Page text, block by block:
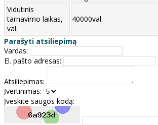
Vidutinis
tarnavimo laikas,
val.
40000val.
Parašyti atsiliepimą
Vardas:
El. pašto adresas:
Atsiliepimas:
Įvertinimas:
Įveskite saugos kodą: